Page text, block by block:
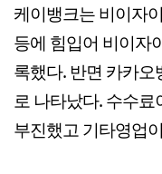
케이뱅크는 비이자
등에 힘입어 비이자
록했다. 반면 카카
로 나타났다. 수수
부진했고 기타영업